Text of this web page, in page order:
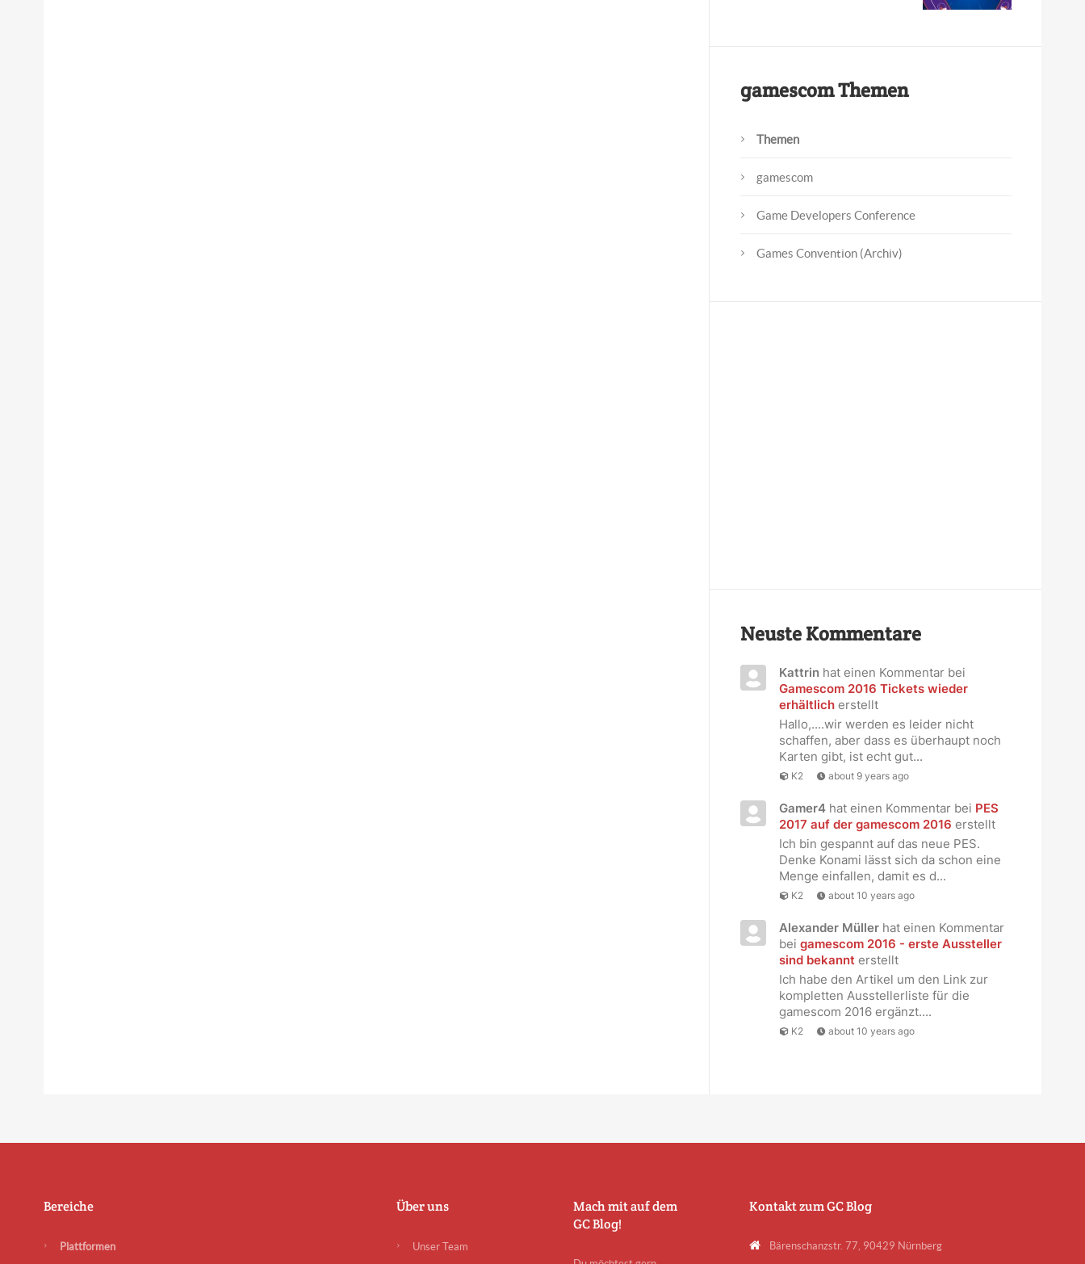
gamescom Themen
Themen
gamescom
Game Developers Conference
Games Convention (Archiv)
Neuste Kommentare
Kattrinhat einen Kommentar bei
Gamescom 2016 Tickets wieder
erhältlicherstellt
Hallo,....wir werden es leider nicht
schaffen, aber dass es überhaupt noch
Karten gibt, ist echt gut...
K2 about 9 years ago
Gamer4hat einen Kommentar bei PES
2017 auf der gamescom 2016 erstellt
Ich bin gespannt auf das neue PES.
Denke Konami lässt sich da schon eine
Menge einfallen, damit es d...
K2 about 10 years ago
Alexander Müllerhat einen Kommentar
bei gamescom 2016 - erste Aussteller
sind bekannterstellt
Ich habe den Artikel um den Link zur
kompletten Ausstellerliste für die
gamescom 2016 ergänzt....
K2 about 10 years ago
Bereiche
Plattformen
Über uns
Unser Team
Mach mit auf dem
GC Blog!
Kontakt zum GC Blog
Bärenschanzstr. 77, 90429 Nürnberg